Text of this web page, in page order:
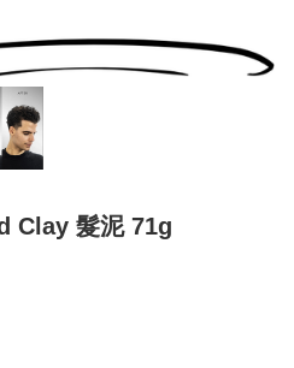
Clay 髮泥 71g